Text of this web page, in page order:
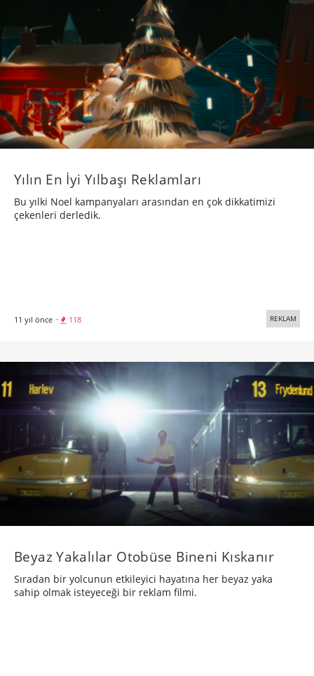
Yılın En İyi Yılbaşı Reklamları
Bu yılki Noel kampanyaları arasından en çok dikkatimizi
çekenleri derledik.
11 yıl önce · 118 REKLAM
Beyaz Yakalılar Otobüse Bineni Kıskanır
Sıradan bir yolcunun etkileyici hayatına her beyaz yaka
sahip olmak isteyeceği bir reklam filmi.